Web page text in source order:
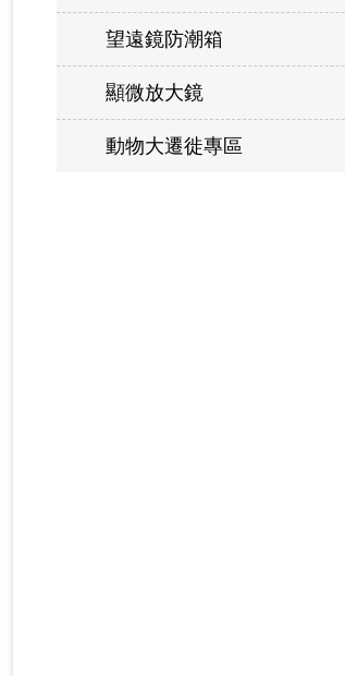
望遠鏡防潮箱
顯微放大鏡
動物大遷徙專區